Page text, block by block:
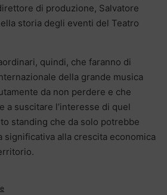
di produzione, Salvatore
storia degli eventi del Teatro
quindi, che faranno di
della grande musica
da non perdere e che
a suscitare l’interesse di quel
standing che da solo potrebbe
significativa alla crescita economica